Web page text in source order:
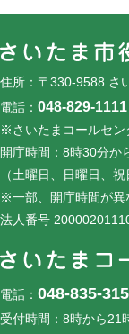
住所：〒330-9588 さ
電話： 048-829-1111
※さいたまコールセン
開庁時間：8時30分か
（土曜日、日曜日、
※一部、開庁時間が異
法人番号
電話： 048-835-
受付時間：8時から21